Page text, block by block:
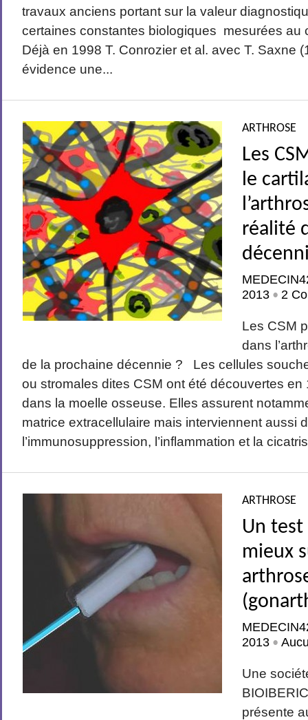
travaux anciens portant sur la valeur
certaines constantes biologiques mesurées au
Déjà en 1998 T. Conrozier et al. avec T. Saxne
évidence une...
ARTHROSE
Les
le
réalité
2013 •2
Les CSM
dans
de la prochaine décennie ? Les cellules
ou stromales dites CSM ont été découvertes
dans la moelle osseuse. Elles assurent
matrice extracellulaire mais interviennent aussi
l’immunosuppression, l’inflammation et la
ARTHROSE
Un
mieux
2013 •
Une
présente